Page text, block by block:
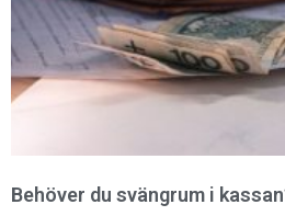
Behöver du svängrum i